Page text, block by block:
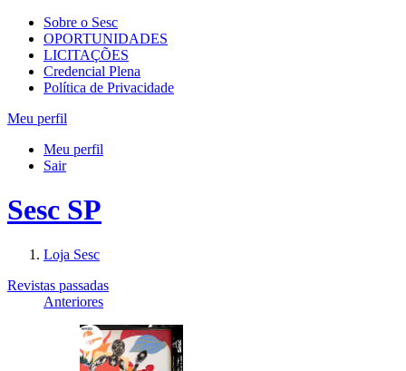
Sobre o Sesc
OPORTUNIDADES
LICITAÇÕES
Credencial Plena
Política de Privacidade
Meu perfil
Meu perfil
Sair
Sesc SP
Loja Sesc
Revistas passadas
Anteriores